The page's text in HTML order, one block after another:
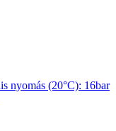
nyomás (20°C): 16bar